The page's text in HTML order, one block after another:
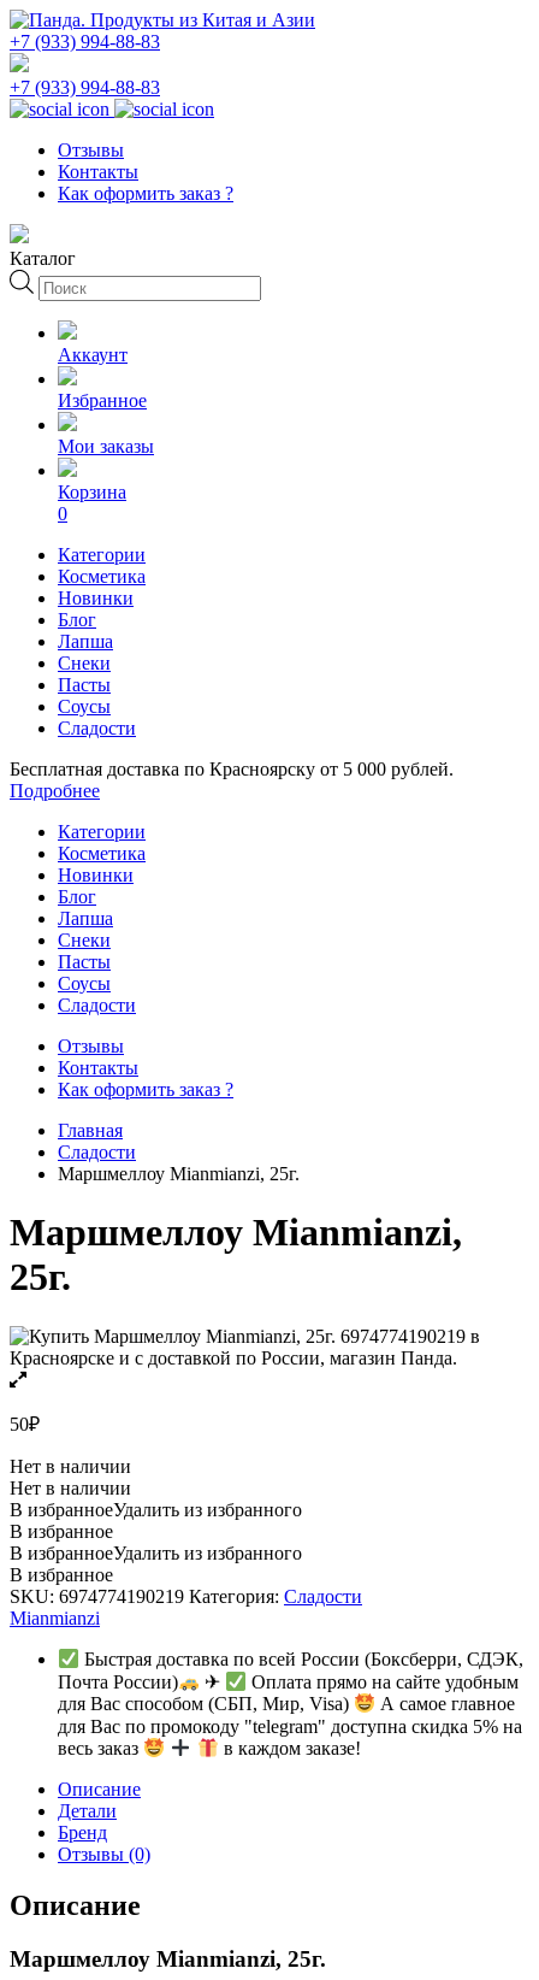
+7 (933) 994-88-83
+7 (933) 994-88-83
Отзывы
Контакты
Как оформить заказ ?
Каталог
Поиск
товаров
Аккаунт
Избранное
Мои заказы
Корзина
0
Категории
Косметика
Новинки
Блог
Лапша
Снеки
Пасты
Соусы
Сладости
Бесплатная доставка по Красноярску от 5 000 рублей.
Подробнее
Категории
Косметика
Новинки
Блог
Лапша
Снеки
Пасты
Соусы
Сладости
Отзывы
Контакты
Как оформить заказ ?
Главная
Сладости
Маршмеллоу Mianmianzi, 25г.
Маршмеллоу Mianmianzi,
25г.
50₽
Нет в наличии
Нет в наличии
В избранноеУдалить из избранного
В избранное
В избранноеУдалить из избранного
В избранное
SKU: 6974774190219 Категория: Сладости
Mianmianzi
Быстрая доставка по всей России (Боксберри, СДЭК,
Почта России)
✈
Оплата прямо на сайте удобным
для Вас способом (СБП, Мир, Visa)
А самое главное
для Вас по промокоду "telegram" доступна скидка 5% на
весь заказ
в каждом заказе!
Описание
Детали
Бренд
Отзывы (0)
Описание
Маршмеллоу Mianmianzi, 25г.